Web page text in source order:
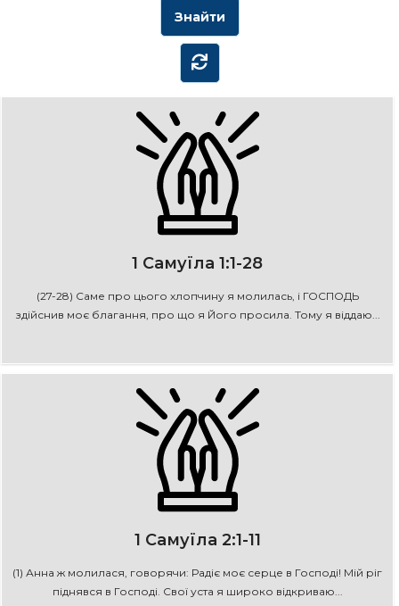
1 Самуїла 1:1-28
(27-28) Саме про цього хлопчину я молилась, і ГОСПОДЬ
здійснив моє благання, про що я Його просила. Тому я віддаю...
1 Самуїла 2:1-11
(1) Анна ж молилася, говорячи: Радіє моє серце в Господі! Мій ріг
піднявся в Господі. Свої уста я широко відкриваю...